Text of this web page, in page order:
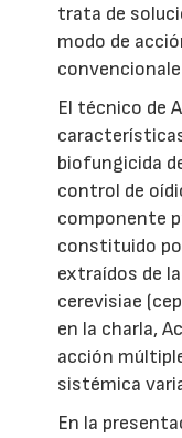
trata de
modo de
El técnico de
biofungicida
control de
componente
constituido
extraídos de
cerevisiae
en la charla,
acción
sistémica
En la